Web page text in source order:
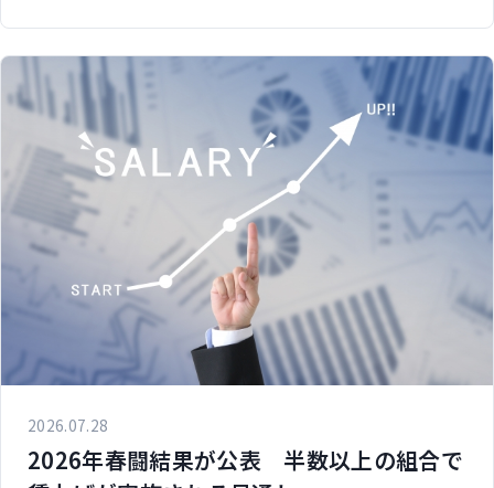
2026.07.28
2026年春闘結果が公表 半数以上の組合で